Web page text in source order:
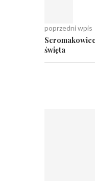
poprzedni wpis
święta